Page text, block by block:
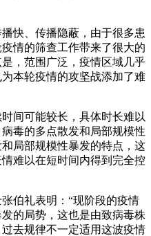
快、传播隐蔽，由于很多患
情的筛查工作带来了很大的
，范围广泛，疫情区域几乎
本轮疫情的攻坚战添加了难
间可能较长，具体时长难以
毒的多点散发和局部规模性
局部规模性暴发的特点，这
难以在短时间内得到完全控
伯礼表明：“现阶段的疫情
的局势，这也是由致病毒株
去规律不一定适用这波疫情